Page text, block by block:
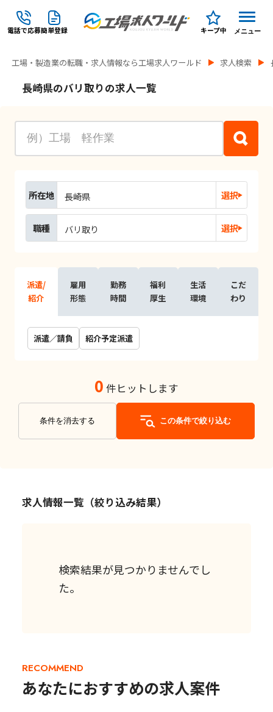
電話で応募簡単登録 キープ中 メニュー
工場・製造業の転職・求人情報なら工場求人ワールド 求人検索
長崎県のバリ取りの求人一覧
所在地 長崎県 選択
職種 バリ取り 選択
派遣/
紹介
雇用
形態
勤務
時間
福利
厚生
生活
環境
こだ
わり
派遣／請負 紹介予定派遣
0 件ヒットします
条件を消去する この条件で絞り込む
求人情報一覧（絞り込み結果）
検索結果が見つかりませんでし
た。
RECOMMEND
あなたにおすすめの求人案件